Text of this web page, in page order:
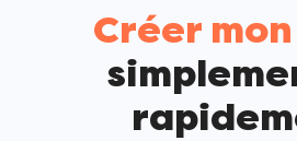
Créer mon